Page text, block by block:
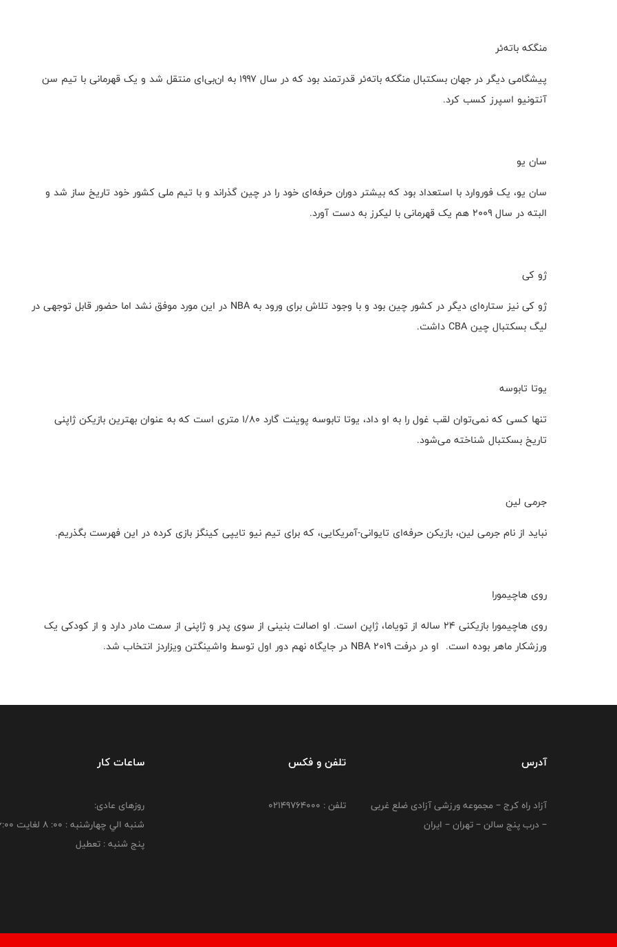
منگکه باته‌ئر
پیشگامی دیگر در جهان بسکتبال منگکه باته‌ئر قدرتمند بود که در سال ۱۹۹۷ به ان‌بی‌ای منتقل شد و یک قهرمانی با تیم سن
آنتونیو اسپرز کسب کرد.
سان یو
سان یو، یک فوروارد با استعداد بود که بیشتر دوران حرفه‌ای خود را در چین گذراند و با تیم ملی کشور خود تاریخ ساز شد و
البته در سال ۲۰۰۹ هم یک قهرمانی با لیکرز به دست آورد.
ژو کی
ژو کی نیز ستاره‌ای دیگر در کشور چین بود و با وجود تلاش برای ورود به NBA در این مورد موفق نشد اما حضور قابل توجهی در
لیگ بسکتبال چین CBA داشت.
یوتا تابوسه
تنها کسی که نمی‌توان لقب غول را به او داد، یوتا تابوسه پوینت گارد ۱/۸۰ متری است که به عنوان بهترین بازیکن ژاپنی
تاریخ بسکتبال شناخته می‌شود.
جرمی لین
نباید از نام جرمی لین، بازیکن حرفه‌ای تایوانی-آمریکایی، که برای تیم نیو تایپی کینگز بازی کرده در این فهرست بگذریم.
روی هاچیمورا
روی هاچیمورا بازیکنی ۲۴ ساله از تویاما، ژاپن است. او اصالت بنینی از سوی پدر و ژاپنی از سمت مادر دارد و از کودکی یک
ورزشکار ماهر بوده است. او در درفت ۲۰۱۹ NBA در جایگاه نهم دور اول توسط واشینگتن ویزاردز انتخاب شد.
آدرس
آزاد راه کرج – مجموعه ورزشی آزادی ضلع غربی
– درب پنج سالن – تهران – ایران
تلفن و فکس
تلفن : 02149764000
ساعات کار
روزهای عادی:
شنبه الي چهارشنبه : 00: 8 لغايت 16:00
پنج شنبه : تعطیل